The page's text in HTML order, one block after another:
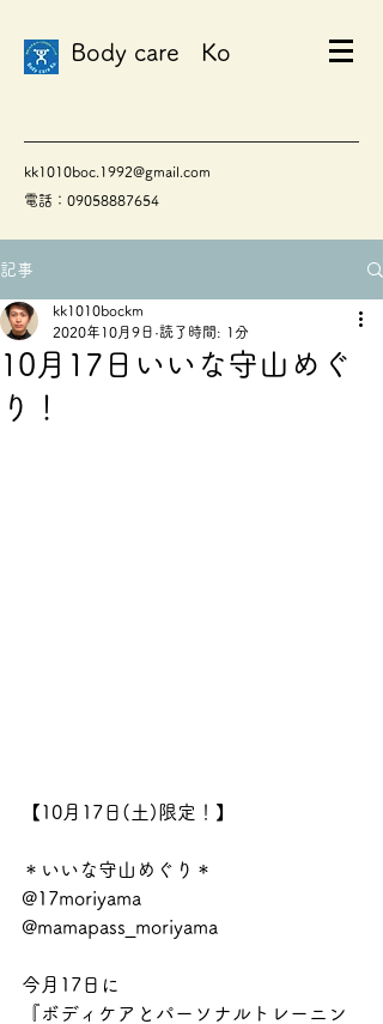
Body care Ko
kk1010boc.1992@gmail.com
電話：09058887654
記事
10月17日いいな守山めぐ
り！
kk1010bockm
2020年10月9日 読了時間: 1分
【10月17日(土)限定！】
＊いいな守山めぐり＊
@17moriyama
@mamapass_moriyama
今月17日に
『ボディケアとパーソナルトレーニン